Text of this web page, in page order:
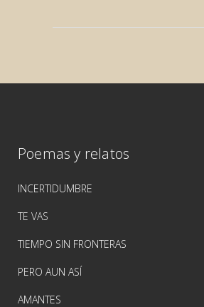
Poemas y relatos
INCERTIDUMBRE
TE VAS
TIEMPO SIN FRONTERAS
PERO AUN ASÍ
AMANTES